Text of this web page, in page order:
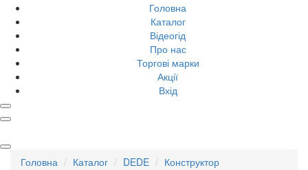
Головна
Каталог
Відеогід
Про нас
Торгові марки
Акції
Вхід
Головна Каталог DEDE Конструктор